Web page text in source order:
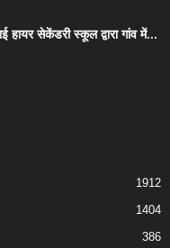
हायर सेकेंडरी स्कूल द्वारा गांव में...
1912
1404
386